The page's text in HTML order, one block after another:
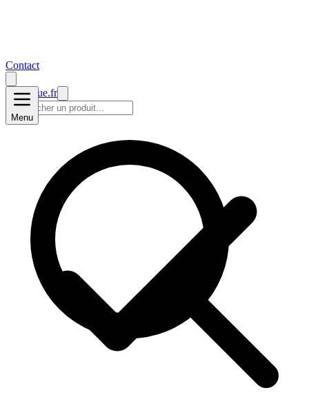
Contact
prise2 vue.fr
Menu